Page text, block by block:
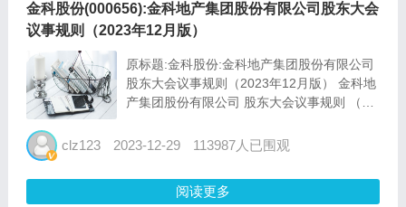
金科股份(000656):金科地产集团股份有限公司股东大会
议事规则（2023年12月版）
原标题:金科股份:金科地产集团股份有限公司
股东大会议事规则（2023年12月版） 金科地
产集团股份有限公司 股东大会议事规则 （经
大会修订、2015年4月20日公司2014年年度
clz123 2023-12-29 113987人已围观
阅读更多